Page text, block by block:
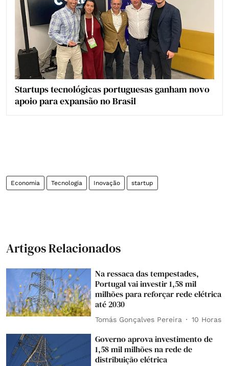
Startups tecnológicas portuguesas ganham novo
apoio para expansão no Brasil
Economia Tecnologia Inovação startup
Artigos Relacionados
Na ressaca das tempestades,
Portugal vai investir 1,58 mil
milhões para reforçar rede elétrica
até 2030
Tomás Gonçalves Pereira 10 Horas
Governo aprova investimento de
1,58 mil milhões na rede de
distribuição elétrica